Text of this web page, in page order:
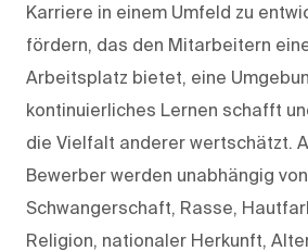
Karriere in einem Umfeld zu
fördern, das den Mitarbeitern
Arbeitsplatz bietet, eine
kontinuierliches Lernen schafft
die Vielfalt anderer wertschätzt.
Bewerber werden unabhängig
Schwangerschaft, Rasse,
Religion, nationaler Herkunft,